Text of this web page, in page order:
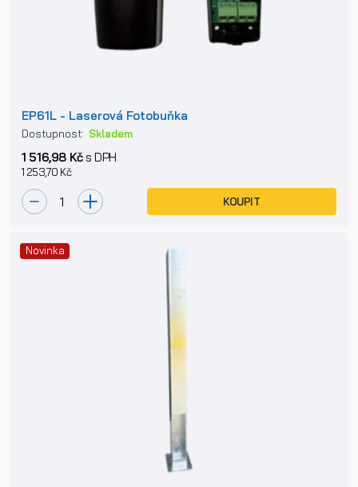
EP61L - Laserová Fotobuňka
Dostupnost: Skladem
1 516,98 Kčs DPH
1 253,70 Kč
KOUPIT
Novinka